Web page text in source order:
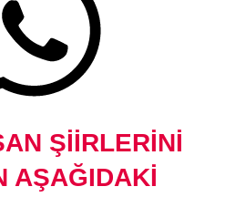
ŞİİRLERİNİ
AŞAĞIDAKİ